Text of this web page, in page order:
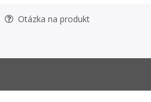
Otázka na produkt